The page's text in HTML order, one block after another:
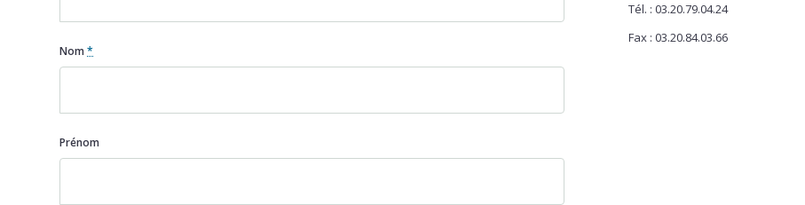
Nom *
Prénom
Tél. : 03.20.79.04.24
Fax : 03.20.84.03.66